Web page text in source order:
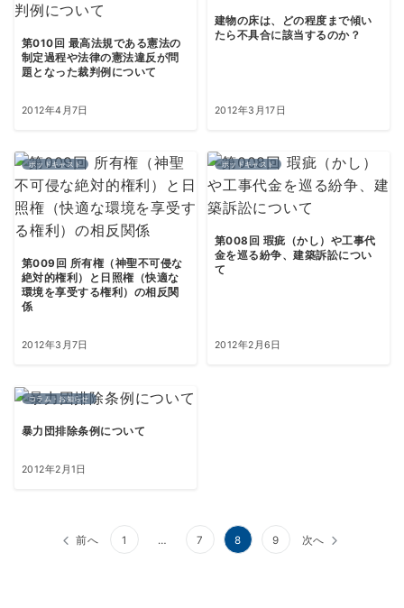
第010回 最高法規である憲法の
制定過程や法律の憲法違反が問
題となった裁判例について
2012年4月7日
建物の床は、どの程度まで傾い
たら不具合に該当するのか？
2012年3月17日
ポッドキャスト
第009回 所有権（神聖不可侵な
絶対的権利）と日照権（快適な
環境を享受する権利）の相反関
係
2012年3月7日
ポッドキャスト
第008回 瑕疵（かし）や工事代
金を巡る紛争、建築訴訟につい
て
2012年2月6日
コラム・お知らせ
暴力団排除条例について
2012年2月1日
前へ 1 … 7 8 9 次へ